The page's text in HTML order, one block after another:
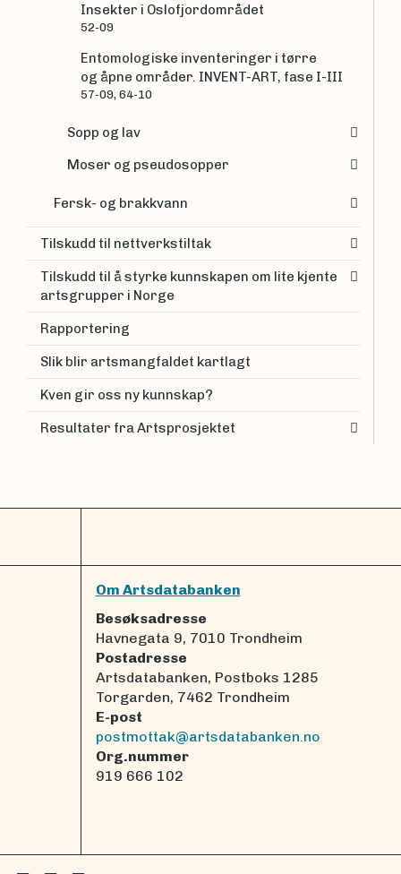
Insekter i Oslofjordområdet
52-09
Entomologiske inventeringer i tørre
og åpne områder. INVENT-ART, fase I-III
57-09, 64-10
Sopp og lav
Moser og pseudosopper
Fersk- og brakkvann
Tilskudd til nettverkstiltak
Tilskudd til å styrke kunnskapen om lite kjente
artsgrupper i Norge
Rapportering
Slik blir artsmangfaldet kartlagt
Kven gir oss ny kunnskap?
Resultater fra Artsprosjektet
Om Artsdatabanken
Besøksadresse
Havnegata 9, 7010 Trondheim
Postadresse
Artsdatabanken, Postboks 1285
Torgarden, 7462 Trondheim
E-post
postmottak@artsdatabanken.no
Org.nummer
919 666 102